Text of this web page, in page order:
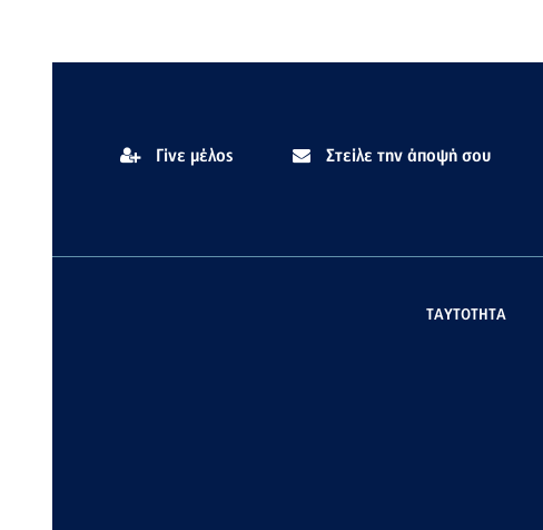
Γίνε μέλος Στείλε την άποψή σου
ΤΑΥΤΟΤΗΤΑ